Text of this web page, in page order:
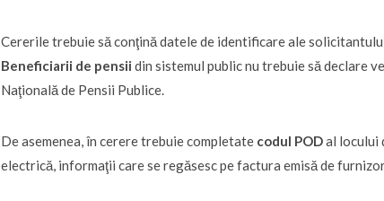
Cererile trebuie să conţină datele de identificare ale
Beneficiarii de pensii din sistemul public nu trebuie să declare
Naţională de Pensii Publice.
De asemenea, în cerere trebuie completate codul PODal locului
electrică, informaţii care se regăsesc pe factura emisă de